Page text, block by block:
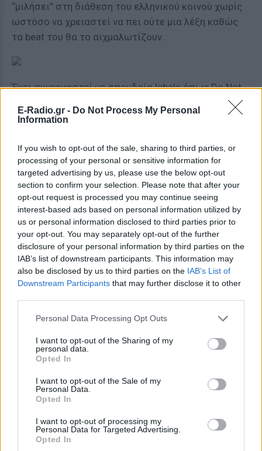
E-Radio.gr - Do Not Process My Personal
Information
If you wish to opt-out of the sale, sharing to third parties, or
processing of your personal or sensitive information for
targeted advertising by us, please use the below opt-out
section to confirm your selection. Please note that after your
opt-out request is processed you may continue seeing
interest-based ads based on personal information utilized by
us or personal information disclosed to third parties prior to
your opt-out. You may separately opt-out of the further
disclosure of your personal information by third parties on the
IAB’s list of downstream participants. This information may
also be disclosed by us to third parties on the IAB’s List of
Downstream Participants that may further disclose it to other
Personal Data Processing Opt Outs
I want to opt-out of the Sharing of my
personal data.
Opted In
I want to opt-out of the Sale of my
Personal Data.
Opted In
I want to opt-out of processing my
Personal Data for Targeted Advertising.
Opted In
“μιλήσει” στη διάθεση του ελληνικού κοινού χωρίς
ωστόσο να χρειαστεί να πει ούτε μια λέξη καθώς
τα beat του θα το αιχμαλωτίζουν.
Έχει συνεργαστεί με σπουδαία lebels όπως Do Not
Mindshake Records, Turbo Recordings κ.α.
προωθεί καλλιτέχνες όπως Andrea Oliva, Caleb
Calloway, DJ Sneak, Proudly People κ.α. Έχει
εμφανιστεί σε μερικά από τα καλύτερα club του
κόσμου όπως Amnesia, Brooklyn Mirage, DC-10,
INPUT High Fidelity, Sound and Watergate.
Hyperlinks
Official Facebook Event Page:
https://www.facebook.com/events/446604669228370/
Προπώληση
E -Tickets: Αποκλειστικά από το Viva.gr στο
παρακάτω Link:
https://www.viva.gr/tickets/music/bolivar-beach-
και Τηλεφωνικά στο: 11876
Bolivar
Official Url: